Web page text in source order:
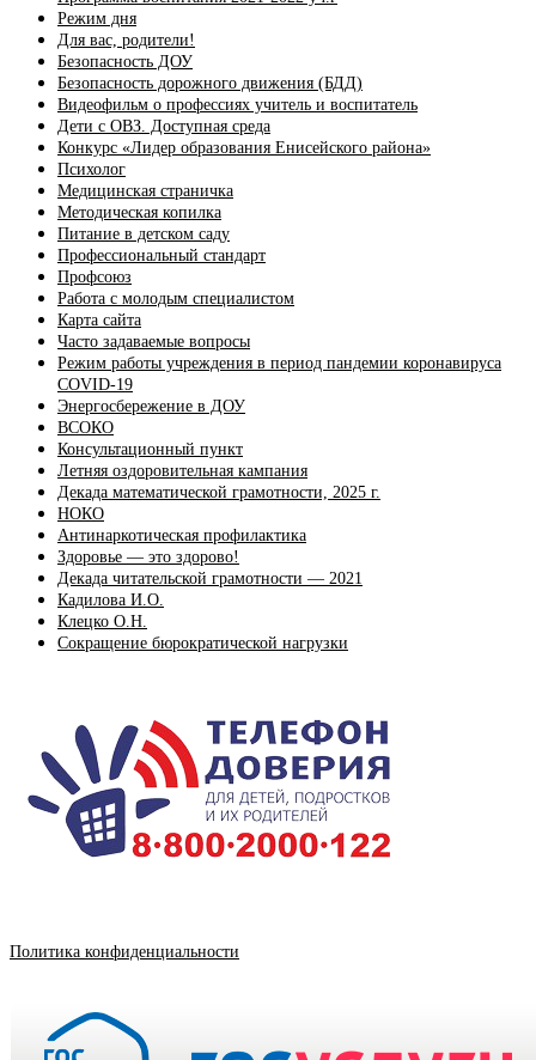
Режим дня
Для вас, родители!
Безопасность ДОУ
Безопасность дорожного движения (БДД)
Видеофильм о профессиях учитель и воспитатель
Дети с ОВЗ. Доступная среда
Конкурс «Лидер образования Енисейского района»
Психолог
Медицинская страничка
Методическая копилка
Питание в детском саду
Профессиональный стандарт
Профсоюз
Работа с молодым специалистом
Карта сайта
Часто задаваемые вопросы
Режим работы учреждения в период пандемии коронавируса
COVID-19
Энергосбережение в ДОУ
ВСОКО
Консультационный пункт
Летняя оздоровительная кампания
Декада математической грамотности, 2025 г.
НОКО
Антинаркотическая профилактика
Здоровье — это здорово!
Декада читательской грамотности — 2021
Кадилова И.О.
Клецко О.Н.
Сокращение бюрократической нагрузки
Политика конфиденциальности